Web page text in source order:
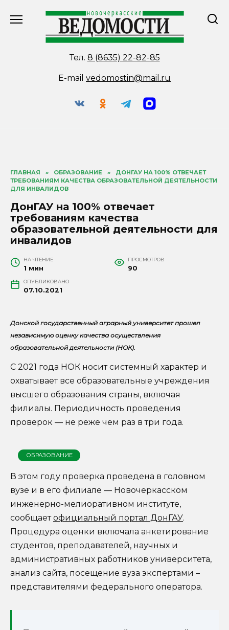
Тел. 8 (8635) 22-82-85
E-mail vedomostin@mail.ru
ГЛАВНАЯ » ОБРАЗОВАНИЕ »
ДОНГАУ НА 100% ОТВЕЧАЕТ
ТРЕБОВАНИЯМ КАЧЕСТВА ОБРАЗОВАТЕЛЬНОЙ ДЕЯТЕЛЬНОСТИ
ДЛЯ ИНВАЛИДОВ
ДонГАУ на 100% отвечает
требованиям качества
образовательной деятельности для
инвалидов
НА ЧТЕНИЕ
1 мин
ПРОСМОТРОВ
90
ОПУБЛИКОВАНО
07.10.2021
Донской государственный аграрный университет прошел
независимую оценку качества осуществления
образовательной деятельности (НОК).
С 2021 года НОК носит системный характер и
охватывает все образовательные учреждения
высшего образования страны, включая
филиалы. Периодичность проведения
проверок — не реже чем раз в три года.
ОБРАЗОВАНИЕ
В этом году проверка проведена в головном
вузе и в его филиале — Новочеркасском
инженерно-мелиоративном институте,
сообщаетофициальный портал ДонГАУ.
Процедура оценки включала анкетирование
студентов, преподавателей, научных и
административных работников университета,
анализ сайта, посещение вуза экспертами –
представителями федерального оператора.